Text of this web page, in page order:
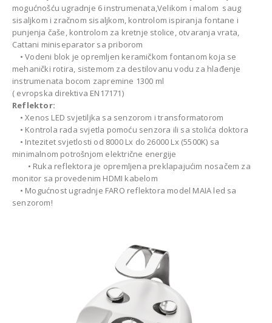
mogućnošću ugradnje 6 instrumenata,Velikom i malom saug
sisaljkom i zračnom sisaljkom, kontrolom ispiranja fontane i
punjenja čaše, kontrolom za kretnje stolice, otvaranja vrata,
Cattani miniseparator sa priborom
• Vodeni blok je opremljen keramičkom fontanom koja se
mehanički rotira, sistemom za destilovanu vodu za hlađenje
instrumenata bocom zapremine 1300 ml
( evropska direktiva EN17171)
Reflektor:
• Xenos LED svjetiljka sa senzorom i transformatorom
• Kontrola rada svjetla pomoću senzora ili sa stolića doktora
• Intezitet svjetlosti od 8000 Lx do 26000 Lx (5500K) sa
minimalnom potrošnjom električne energije
• Ruka reflektora je opremljena preklapajućim nosačem za
monitor sa provedenim HDMI kabelom
• Mogućnost ugradnje FARO reflektora model MAIA led sa
senzorom!